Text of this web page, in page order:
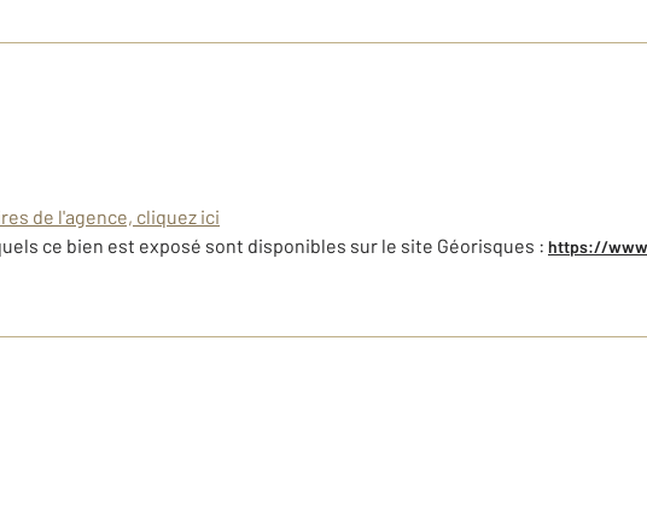
de l'agence, cliquez ici
ce bien est exposé sont disponibles sur le site Géorisques : https://